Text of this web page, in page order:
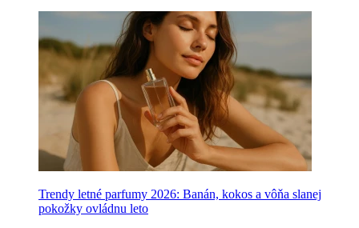
Trendy letné parfumy 2026: Banán, kokos a vôňa slanej
pokožky ovládnu leto